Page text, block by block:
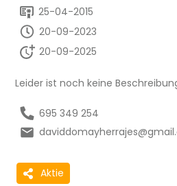
25-04-2015
20-09-2023
20-09-2025
Leider ist noch keine
695 349 254
Aktie